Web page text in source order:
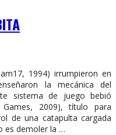
1994) irrumpieron en
la mecánica del
sistema de juego bebió
2009), título para
de una catapulta cargada
es demoler la …